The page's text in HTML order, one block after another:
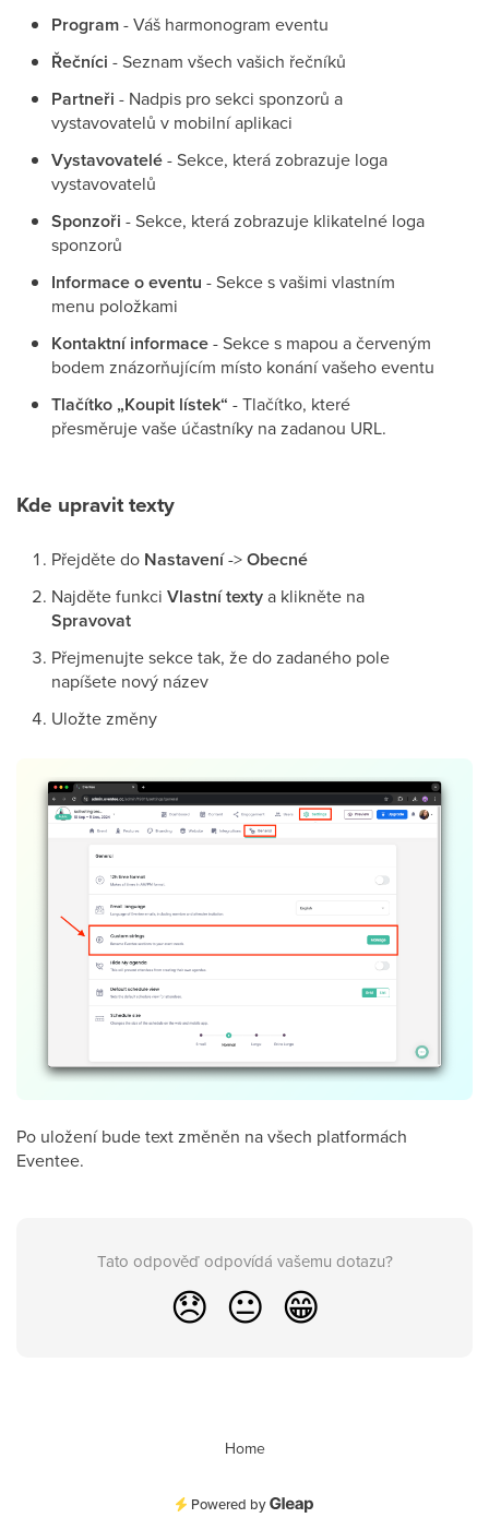
Program- Váš harmonogram eventu
Řečníci - Seznam všech vašich řečníků
Partneři - Nadpis pro sekci sponzorů a
vystavovatelů v mobilní aplikaci
Vystavovatelé- Sekce, která zobrazuje loga
vystavovatelů
Sponzoři - Sekce, která zobrazuje klikatelné loga
sponzorů
Informace o eventu - Sekce s vašimi vlastním
menu položkami
Kontaktní informace- Sekce s mapou a červeným
bodem znázorňujícím místo konání vašeho eventu
Tlačítko „Koupit lístek“ - Tlačítko, které
přesměruje vaše účastníky na zadanou URL.
Kde upravit texty
Přejděte do Nastavení->Obecné
Najděte funkci Vlastní textya klikněte na
Spravovat
Přejmenujte sekce tak, že do zadaného pole
napíšete nový název
Uložte změny
Po uložení bude text změněn na všech platformách
Eventee.
Tato odpověď odpovídá vašemu dotazu?
😞 😐 😁
Home
Powered by